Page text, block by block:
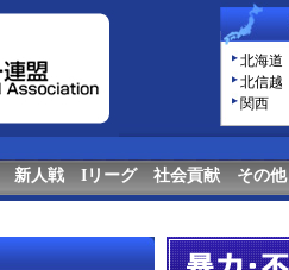
北海道
北信越
関西
新人戦 Iリーグ 社会貢献 その他